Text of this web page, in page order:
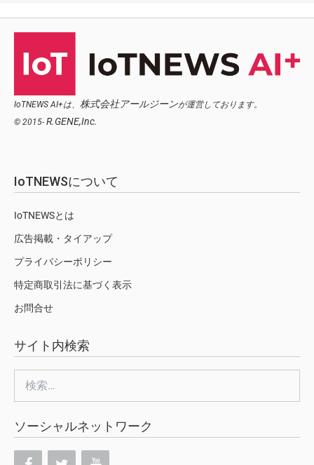
IoTNEWS AI+は、 株式会社アールジーンが運営しております。
© 2015- R.GENE,Inc.
IoTNEWSについて
IoTNEWSとは
広告掲載・タイアップ
プライバシーポリシー
特定商取引法に基づく表示
お問合せ
サイト内検索
索:
ソーシャルネットワーク